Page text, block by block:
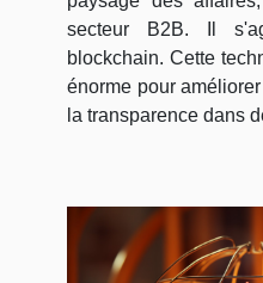
secteur B2B. Il
blockchain. Cette
énorme pour
la transparence dans